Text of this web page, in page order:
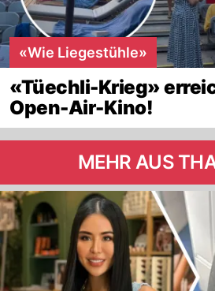
«Wie Liegestühle»
«Tüechli-Krieg»
Open-Air-Kino!
MEHR AUS